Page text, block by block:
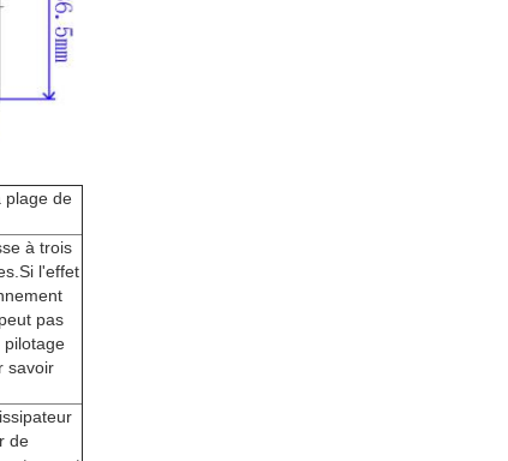
plage de
à trois
l'effet
pas
pilotage
savoir
de